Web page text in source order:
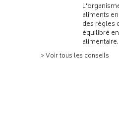
aliments
des règles
équilibré
alimentaire.
> Voir tous les conseils